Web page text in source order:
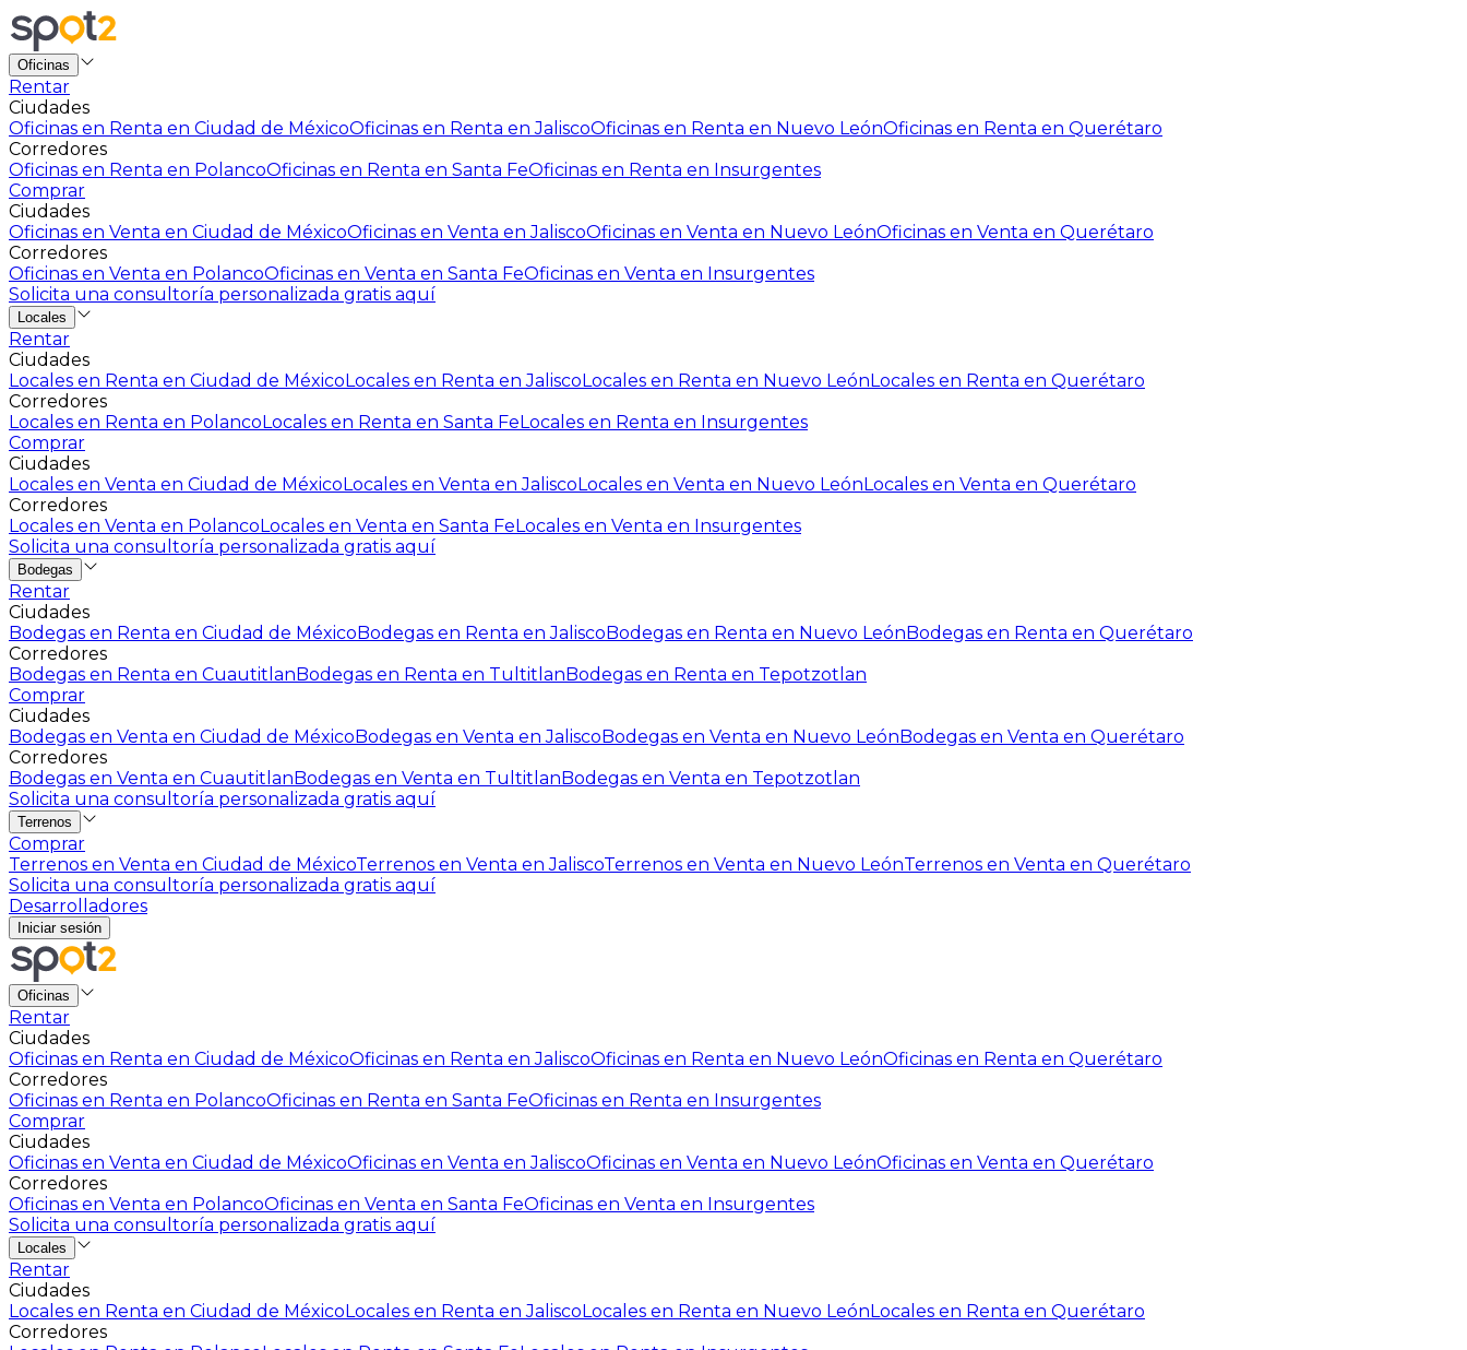
Oficinas
Rentar
Ciudades
Oficinas en Renta en Ciudad de MéxicoOficinas en Renta en JaliscoOficinas en Renta en Nuevo LeónOficinas en Renta en Querétaro
Corredores
Oficinas en Renta en PolancoOficinas en Renta en Santa FeOficinas en Renta en Insurgentes
Comprar
Ciudades
Oficinas en Venta en Ciudad de MéxicoOficinas en Venta en JaliscoOficinas en Venta en Nuevo LeónOficinas en Venta en Querétaro
Corredores
Oficinas en Venta en PolancoOficinas en Venta en Santa FeOficinas en Venta en Insurgentes
Solicita una consultoría personalizada gratis aquí
Locales
Rentar
Ciudades
Locales en Renta en Ciudad de MéxicoLocales en Renta en JaliscoLocales en Renta en Nuevo LeónLocales en Renta en Querétaro
Corredores
Locales en Renta en PolancoLocales en Renta en Santa FeLocales en Renta en Insurgentes
Comprar
Ciudades
Locales en Venta en Ciudad de MéxicoLocales en Venta en JaliscoLocales en Venta en Nuevo LeónLocales en Venta en Querétaro
Corredores
Locales en Venta en PolancoLocales en Venta en Santa FeLocales en Venta en Insurgentes
Solicita una consultoría personalizada gratis aquí
Bodegas
Rentar
Ciudades
Bodegas en Renta en Ciudad de MéxicoBodegas en Renta en JaliscoBodegas en Renta en Nuevo LeónBodegas en Renta en Querétaro
Corredores
Bodegas en Renta en CuautitlanBodegas en Renta en TultitlanBodegas en Renta en Tepotzotlan
Comprar
Ciudades
Bodegas en Venta en Ciudad de MéxicoBodegas en Venta en JaliscoBodegas en Venta en Nuevo LeónBodegas en Venta en Querétaro
Corredores
Bodegas en Venta en CuautitlanBodegas en Venta en TultitlanBodegas en Venta en Tepotzotlan
Solicita una consultoría personalizada gratis aquí
Terrenos
Comprar
Terrenos en Venta en Ciudad de MéxicoTerrenos en Venta en JaliscoTerrenos en Venta en Nuevo LeónTerrenos en Venta en Querétaro
Solicita una consultoría personalizada gratis aquí
Desarrolladores
Iniciar sesión
Oficinas
Rentar
Ciudades
Oficinas en Renta en Ciudad de MéxicoOficinas en Renta en JaliscoOficinas en Renta en Nuevo LeónOficinas en Renta en Querétaro
Corredores
Oficinas en Renta en PolancoOficinas en Renta en Santa FeOficinas en Renta en Insurgentes
Comprar
Ciudades
Oficinas en Venta en Ciudad de MéxicoOficinas en Venta en JaliscoOficinas en Venta en Nuevo LeónOficinas en Venta en Querétaro
Corredores
Oficinas en Venta en PolancoOficinas en Venta en Santa FeOficinas en Venta en Insurgentes
Solicita una consultoría personalizada gratis aquí
Locales
Rentar
Ciudades
Locales en Renta en Ciudad de MéxicoLocales en Renta en JaliscoLocales en Renta en Nuevo LeónLocales en Renta en Querétaro
Corredores